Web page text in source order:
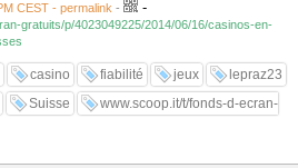
CEST - permalink - -
gratuits/p/4023049225/2014/06/16/casinos-en-
casino fiabilité jeux
lepraz23
Suisse
www.scoop.it/t/fonds-d-ecran-